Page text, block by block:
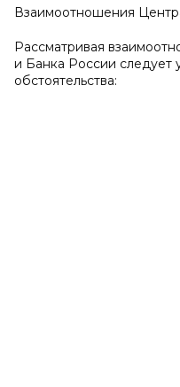
Взаимоотношения
Рассматривая
и Банка России следует
обстоятельства: